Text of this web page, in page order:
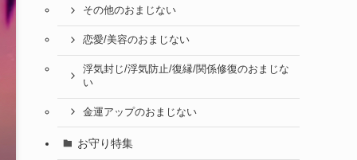
その他のおまじない
恋愛/美容のおまじない
浮気封じ/浮気防止/復縁/関係修復のおまじな
い
金運アップのおまじない
お守り特集